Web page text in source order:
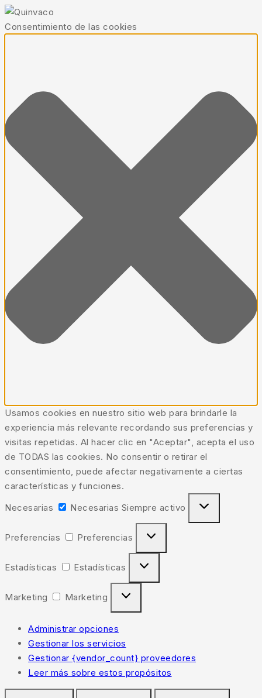
Consentimiento de las cookies
Usamos cookies en nuestro sitio web para brindarle la
experiencia más relevante recordando sus preferencias y
visitas repetidas. Al hacer clic en "Aceptar", acepta el uso
de TODAS las cookies. No consentir o retirar el
consentimiento, puede afectar negativamente a ciertas
características y funciones.
Necesarias
Necesarias Siempre activo
Preferencias Preferencias
Estadísticas Estadísticas
Marketing Marketing
Administrar opciones
Gestionar los servicios
Gestionar {vendor_count} proveedores
Leer más sobre estos propósitos